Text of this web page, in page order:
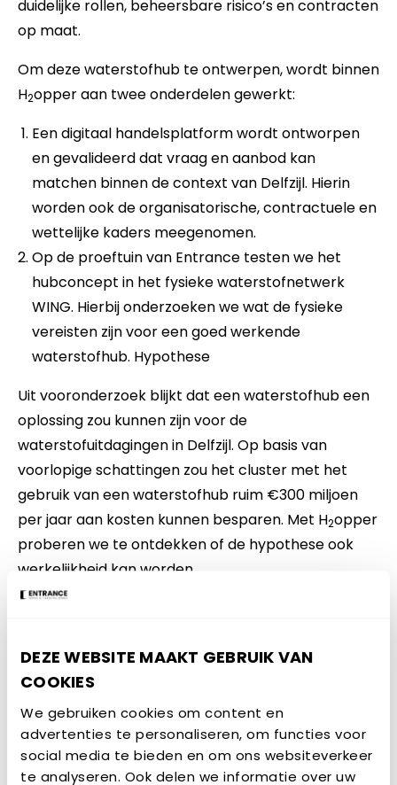
DEZE WEBSITE MAAKT GEBRUIK VAN
COOKIES
We gebruiken cookies om content en
advertenties te personaliseren, om functies voor
social media te bieden en om ons websiteverkeer
te analyseren. Ook delen we informatie over uw
duidelijke rollen, beheersbare risico’s en contracten
op maat.
Om deze waterstofhub te ontwerpen, wordt binnen
H2opper aan twee onderdelen gewerkt:
Een digitaal handelsplatform wordt ontworpen
en gevalideerd dat vraag en aanbod kan
matchen binnen de context van Delfzijl. Hierin
worden ook de organisatorische, contractuele en
wettelijke kaders meegenomen.
Op de proeftuin van Entrance testen we het
hubconcept in het fysieke waterstofnetwerk
WING. Hierbij onderzoeken we wat de fysieke
vereisten zijn voor een goed werkende
waterstofhub. Hypothese
Uit vooronderzoek blijkt dat een waterstofhub een
oplossing zou kunnen zijn voor de
waterstofuitdagingen in Delfzijl. Op basis van
voorlopige schattingen zou het cluster met het
gebruik van een waterstofhub ruim €300 miljoen
per jaar aan kosten kunnen besparen. Met H2opper
proberen we te ontdekken of de hypothese ook
werkelijkheid kan worden.